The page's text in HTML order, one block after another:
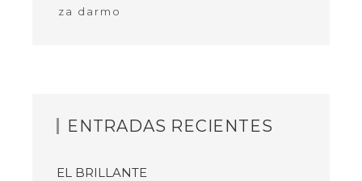
za darmo
ENTRADAS RECIENTES
EL BRILLANTE